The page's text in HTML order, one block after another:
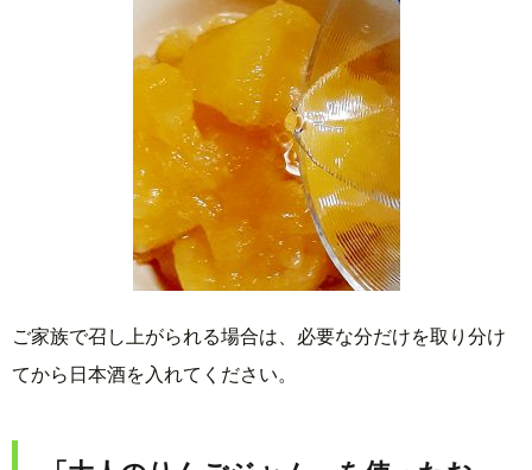
ご家族で召し上がられる場合は、必要な分だけを取り分け
てから日本酒を入れてください。